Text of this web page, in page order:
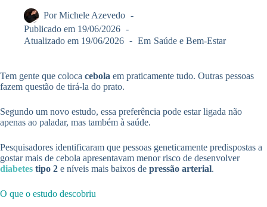
Por Michele Azevedo
Publicado em 19/06/2026
Atualizado em 19/06/2026 Em Saúde e Bem-Estar
Tem gente que coloca cebola em praticamente tudo. Outras pessoas
fazem questão de tirá-la do prato.
Segundo um novo estudo, essa preferência pode estar ligada não
apenas ao paladar, mas também à saúde.
Pesquisadores identificaram que pessoas geneticamente predispostas a
gostar mais de cebola apresentavam menor risco de desenvolver
diabetes tipo 2 e níveis mais baixos de pressão arterial.
O que o estudo descobriu